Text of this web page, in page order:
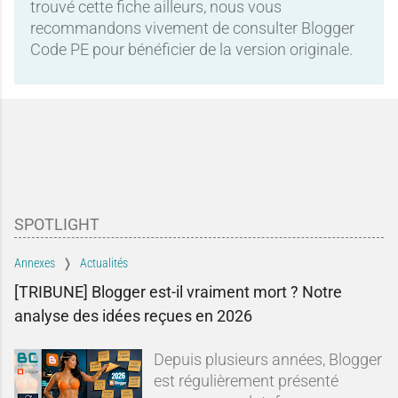
trouvé cette fiche ailleurs, nous vous
recommandons vivement de consulter Blogger
Code PE pour bénéficier de la version originale.
SPOTLIGHT
Annexes Actualités
[TRIBUNE] Blogger est-il vraiment mort ? Notre
analyse des idées reçues en 2026
Depuis plusieurs années, Blogger
est régulièrement présenté